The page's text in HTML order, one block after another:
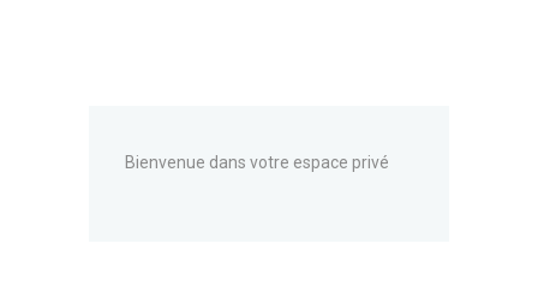
Bienvenue dans votre espace privé